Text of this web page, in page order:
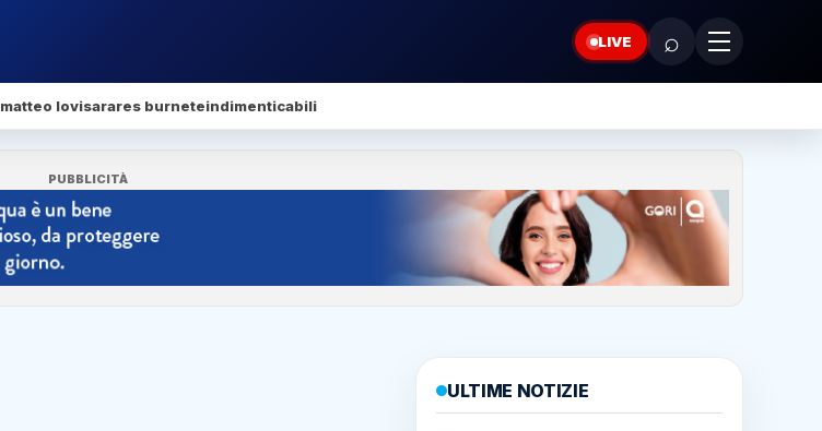
LIVE ⌕
matteo lovisarares burneteindimenticabili
PUBBLICITÀ
ULTIME NOTIZIE